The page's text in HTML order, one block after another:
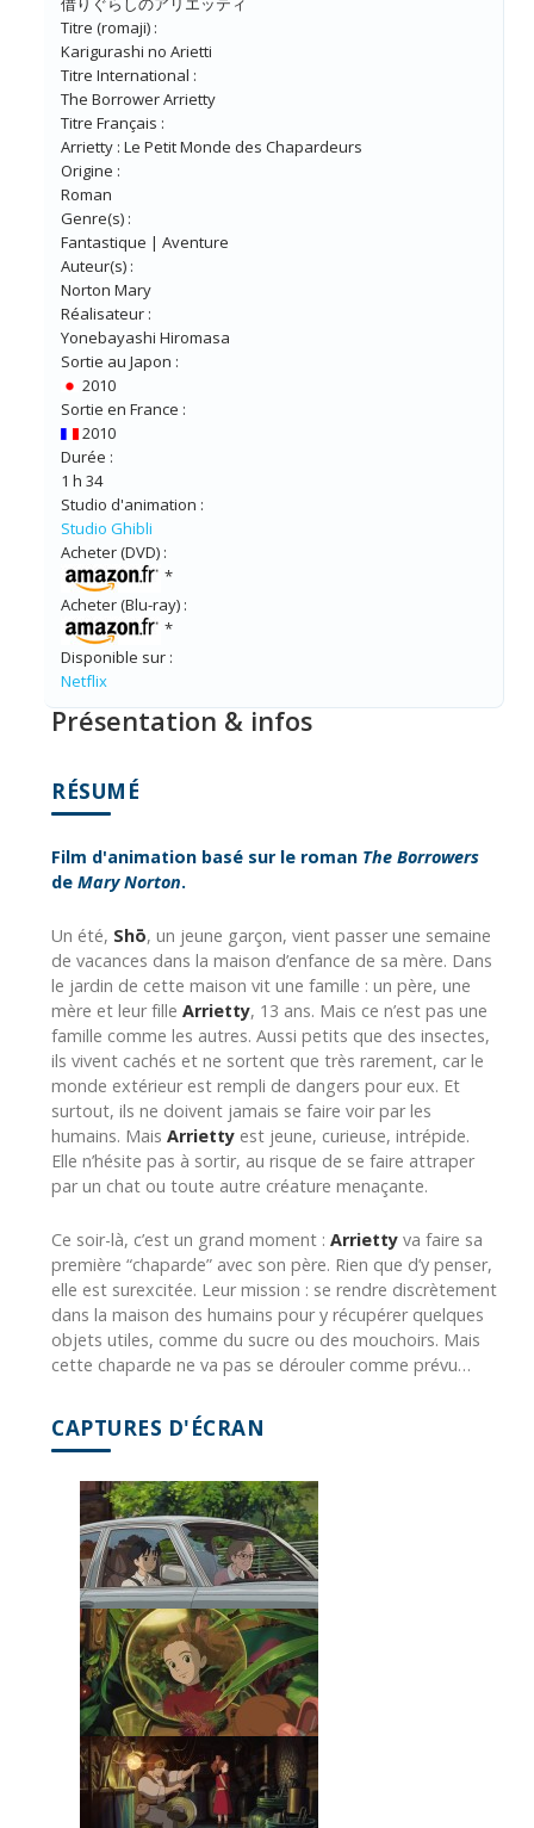
Titre (romaji) :
Karigurashi no Arietti
Titre International :
The Borrower Arrietty
Titre Français :
Arrietty : Le Petit Monde des Chapardeurs
Origine :
Roman
Genre(s) :
Fantastique | Aventure
Auteur(s) :
Norton Mary
Réalisateur :
Yonebayashi Hiromasa
Sortie au Japon :
2010
Sortie en France :
2010
Durée :
1 h 34
Studio d'animation :
Studio Ghibli
Acheter (DVD) :
*
Acheter (Blu-ray) :
*
Disponible sur :
Netflix
Présentation & infos
RÉSUMÉ
Film d'animation basé sur le roman The Borrowers
de Mary Norton.
Un été, Shō, un jeune garçon, vient passer une semaine
de vacances dans la maison d’enfance de sa mère. Dans
le jardin de cette maison vit une famille : un père, une
mère et leur fille Arrietty, 13 ans. Mais ce n’est pas une
famille comme les autres. Aussi petits que des insectes,
ils vivent cachés et ne sortent que très rarement, car le
monde extérieur est rempli de dangers pour eux. Et
surtout, ils ne doivent jamais se faire voir par les
humains. Mais Arrietty est jeune, curieuse, intrépide.
Elle n’hésite pas à sortir, au risque de se faire attraper
par un chat ou toute autre créature menaçante.
Ce soir-là, c’est un grand moment : Arrietty va faire sa
première “chaparde” avec son père. Rien que d’y penser,
elle est surexcitée. Leur mission : se rendre discrètement
dans la maison des humains pour y récupérer quelques
objets utiles, comme du sucre ou des mouchoirs. Mais
cette chaparde ne va pas se dérouler comme prévu…
CAPTURES D'ÉCRAN